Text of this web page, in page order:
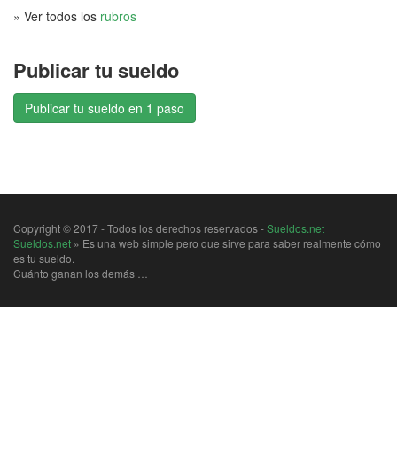
» Ver todos los rubros
Publicar tu sueldo
Publicar tu sueldo en 1 paso
Copyright © 2017 - Todos los derechos reservados -Sueldos.net
Sueldos.net » Es una web simple pero que sirve para saber realmente cómo
es tu sueldo.
Cuánto ganan los demás …